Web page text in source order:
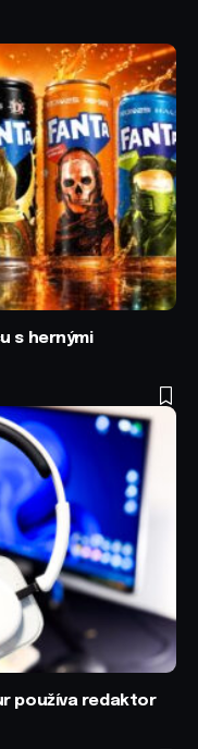
s hernými
používa redaktor